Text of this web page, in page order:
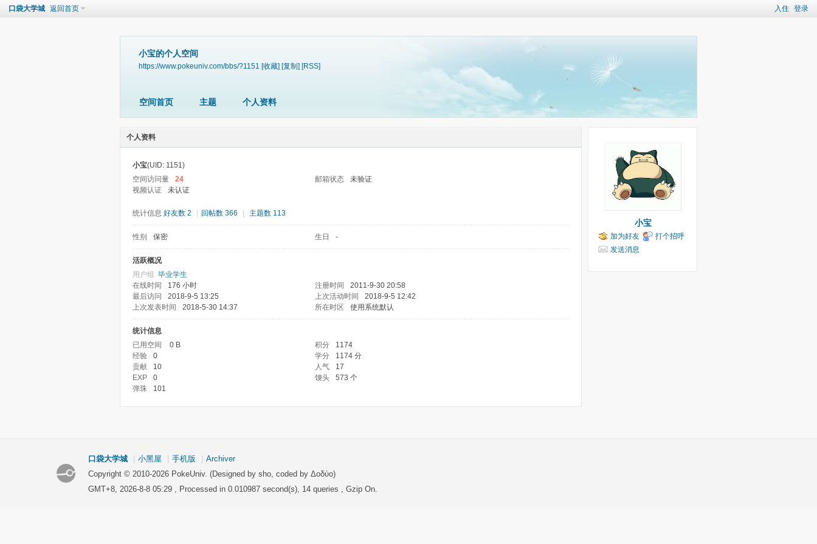
入住 登录
口袋大学城 返回首页
小宝的个人空间
https://www.pokeuniv.com/bbs/?1151 [收藏] [复制] [RSS]
空间首页 主题 个人资料
个人资料
小宝(UID: 1151)
空间访问量
24 邮箱状态
未验证
视频认证
未认证
统计信息 好友数 2 回帖数 366 主题数 113
性别 保密 生日 -
活跃概况
用户组 毕业学生
在线时间
176 小时 注册时间
2011-9-30 20:58
最后访问
2018-9-5 13:25 上次活动时间
2018-9-5 12:42
上次发表时间
2018-5-30 14:37 所在时区 使用系统默认
统计信息
已用空间
0 B 积分
1174
经验
0 学分
1174 分
贡献
10 人气
17
EXP
0 馒头
573 个
弹珠
101
小宝
加为好友
打个招呼
发送消息
口袋大学城 小黑屋 手机版
Archiver
Copyright © 2010-2026 PokeUniv. (Designed by sho, coded by Δοδύο)
GMT+8, 2026-8-8 05:29 , Processed in 0.010987 second(s), 14 queries , Gzip On.